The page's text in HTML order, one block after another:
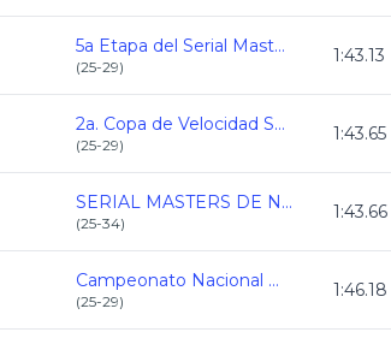
5a Etapa del Serial Master Guanajuato 25
(25-29)
1:43.13
2a. Copa de Velocidad Swim Master C.C. 2025
(25-29)
1:43.65
SERIAL MASTERS DE NATACION DE LA LAGUNA 2025
(25-34)
1:43.66
Campeonato Nacional Master C.C. 2025
(25-29)
1:46.18